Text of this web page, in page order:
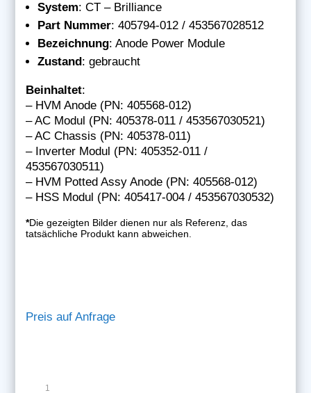
System: CT – Brilliance
Part Nummer: 405794-012 / 453567028512
Bezeichnung: Anode Power Module
Zustand: gebraucht
Beinhaltet:
– HVM Anode (PN: 405568-012)
– AC Modul (PN: 405378-011 / 453567030521)
– AC Chassis (PN: 405378-011)
– Inverter Modul (PN: 405352-011 /
453567030511)
– HVM Potted Assy Anode (PN: 405568-012)
– HSS Modul (PN: 405417-004 / 453567030532)
*Die gezeigten Bilder dienen nur als Referenz, das
tatsächliche Produkt kann abweichen.
Preis auf Anfrage